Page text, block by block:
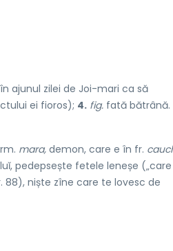
ajunul zilei de Joi-mari ca să
ei fioros); 4. fig. fată bătrână.
mara, demon, care e în fr.
pedepsește fetele leneșe
88), niște zîne care te lovesc de